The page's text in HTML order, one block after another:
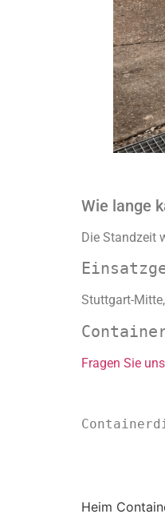
Wie lange
Die Standzeit
Stuttgart-
Fragen Sie
Heim